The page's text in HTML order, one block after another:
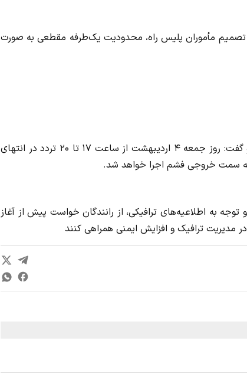
حجم ترافیک در روز جمعه ۴ اردیبهشت، با تصمیم مأموران پلیس راه، محدودیت یک‌طرفه مقطعی به‌ صورت
سردار کرمی اسد همچنین از اعمال محدودیت در محور فشم خبر داد و گفت: روز جمعه ۴ اردیبهشت از ساعت ۱۷ تا ۲۰ تردد در انتهای
به سمت خروجی فشم اجرا خواهد شد.
به اطلاعیه‌های ترافیکی، از رانندگان خواست پیش از آغاز
ترافیک و افزایش ایمنی همراهی کنند